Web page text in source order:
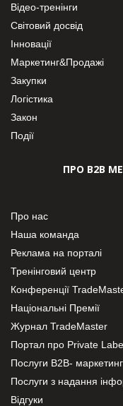
Відео-тренінги
Світовий досвід
Інновації
Маркетинг&Продажі
Закупки
Логістика
Закон
Події
ПРО В2В
Про нас
Наша команда
Реклама на порталі
Тренінговий центр
Конференції
Національні Премії
Журнал TradeMaster
Портал про Private
Послуги В2В-
Послуги з надання
Відгуки